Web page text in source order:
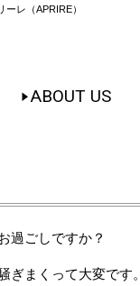
レ（APRIRE）
ABOUT US
過ごしですか？
ぎまくって大変です。